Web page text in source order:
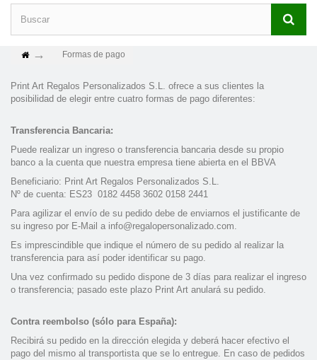
Formas de pago
Print Art Regalos Personalizados S.L. ofrece a sus clientes la
posibilidad de elegir entre cuatro formas de pago diferentes:
Transferencia Bancaria:
Puede realizar un ingreso o transferencia bancaria desde su propio
banco a la cuenta que nuestra empresa tiene abierta en el BBVA
Beneficiario: Print Art Regalos Personalizados S.L.
Nº de cuenta: ES23 0182 4458 3602 0158 2441
Para agilizar el envío de su pedido debe de enviarnos el justificante de
su ingreso por E-Mail a info@regalopersonalizado.com.
Es imprescindible que indique el número de su pedido al realizar la
transferencia para así poder identificar su pago.
Una vez confirmado su pedido dispone de 3 días para realizar el ingreso
o transferencia; pasado este plazo Print Art anulará su pedido.
Contra reembolso (sólo para España):
Recibirá su pedido en la dirección elegida y deberá hacer efectivo el
pago del mismo al transportista que se lo entregue. En caso de pedidos